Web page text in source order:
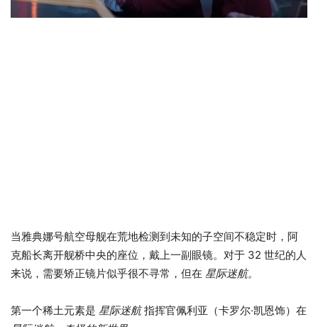
当雅典娜号航空母舰在荒地检测到未知的子空间不稳定时，阿
克船长离开舰桥中央的座位，戴上一副眼镜。对于 32 世纪的人
来说，需要矫正镜片似乎很不寻常，但在 星际迷航。
第一个稀土元素是 星际迷航指挥官佩利亚（卡罗尔·凯恩饰）在